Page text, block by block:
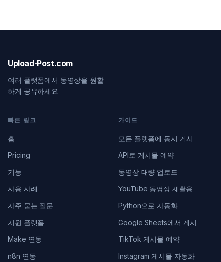
Upload-Post.com
여러 플랫폼에서 동영상을 원활
하게 공유하세요
빠른 링크
홈
Pricing
기능
사용 사례
자주 묻는 질문
지원 플랫폼
Make 연동
n8n 연동
가이드
모든 플랫폼에 동시 게시
API로 게시물 예약
동영상 대량 업로드
YouTube 동영상 재활용
Python으로 자동화
Google Sheets에서 게시
TikTok 게시물 예약
Instagram 게시물 자동화